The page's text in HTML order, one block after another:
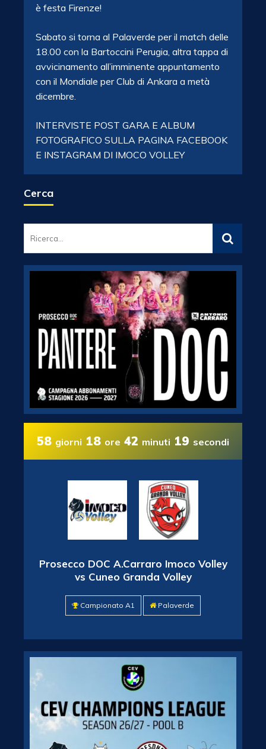
è festa Firenze!
Sabato si torna al Palaverde per il match delle
18.00 con la Bartoccini Perugia, altra tappa di
avvicinamento all’imminente appuntamento
con il Mondiale per Club di Ankara a metà
dicembre.
INTERVISTE POST GARA E ALBUM
FOTOGRAFICO SULLA PAGINA FACEBOOK
E INSTAGRAM DI IMOCO VOLLEY
Cerca
58 giorni 18 ore 42 minuti 18 secondi
Prosecco DOC A.Carraro Imoco Volley
vs Cuneo Granda Volley
Campionato A1 Palaverde